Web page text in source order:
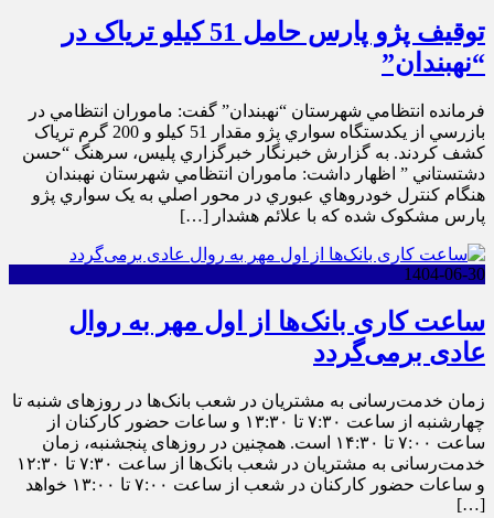
توقيف پژو پارس حامل 51 کيلو ترياک در
“نهبندان”
فرمانده انتظامي شهرستان “نهبندان” گفت: ماموران انتظامي در
بازرسي از يکدستگاه سواري پژو مقدار 51 کيلو و 200 گرم ترياک
کشف کردند. به گزارش خبرنگار خبرگزاري پليس، سرهنگ “حسن
دشتستاني ” اظهار داشت: ماموران انتظامي شهرستان نهبندان
هنگام کنترل خودروهاي عبوري در محور اصلي به يک سواري پژو
پارس مشکوک شده که با علائم هشدار […]
1404-06-30
ساعت کاری بانک‌ها از اول مهر به روال
عادی برمی‌گردد
زمان خدمت‌رسانی به مشتریان در شعب بانک‌ها در روزهای شنبه تا
چهارشنبه از ساعت ۷:۳۰ تا ۱۳:۳۰ و ساعات حضور کارکنان از
ساعت ۷:۰۰ تا ۱۴:۳۰ است. همچنین در روز‌های پنجشنبه، زمان
خدمت‌رسانی به مشتریان در شعب بانک‌ها از ساعت ۷:۳۰ تا ۱۲:۳۰
و ساعات حضور کارکنان در شعب از ساعت ۷:۰۰ تا ۱۳:۰۰ خواهد
[…]